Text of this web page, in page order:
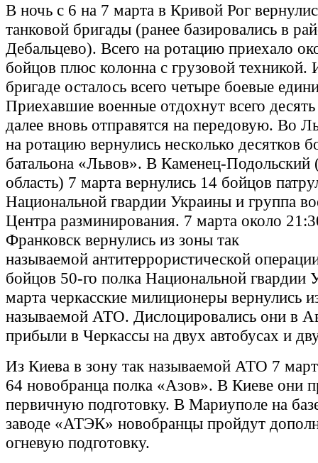
В ночь с 6 на 7 марта в Кривой Рог
танковой бригады (ранее базировались в
Дебальцево). Всего на ротацию приехало
бойцов плюс колонна с грузовой техникой.
бригаде осталось всего четыре боевые
Приехавшие военные отдохнут всего
далее вновь отправятся на передовую. Во
на ротацию вернулись несколько десятков
батальона «Львов». В Каменец-Подольский
область) 7 марта вернулись 14 бойцов
Национальной гвардии Украины и группа
Центра разминирования. 7 марта около
Франковск вернулись из зоны так
называемой антитеррористической
бойцов 50-го полка Национальной гвардии
марта черкасские милиционеры вернулись
называемой АТО. Дислоцировались они в
прибыли в Черкассы на двух автобусах и
Из Киева в зону так называемой АТО 7
64 новобранца полка «Азов». В Киеве они
первичную подготовку. В Мариуполе на
заводе «АТЭК» новобранцы пройдут
огневую подготовку.